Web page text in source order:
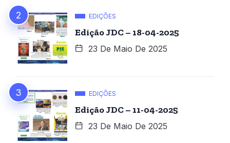
EDIÇÕES
Edição JDC – 18-04-2025
23 De Maio De 2025
EDIÇÕES
Edição JDC – 11-04-2025
23 De Maio De 2025